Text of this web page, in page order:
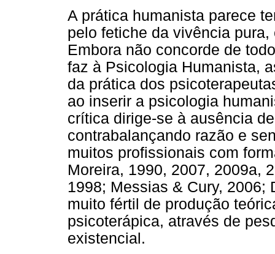
A prática humanista parece
pelo fetiche da vivência
Embora não concorde de
faz à Psicologia Humanista,
da prática dos
ao inserir a psicologia
crítica dirige-se à ausência
contrabalançando razão e
muitos profissionais com
Moreira, 1990, 2007, 2009a,
1998; Messias & Cury, 2006;
muito fértil de produção
psicoterápica, através de
existencial.